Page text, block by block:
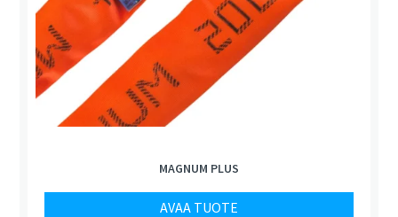
MAGNUM PLUS
AVAA TUOTE